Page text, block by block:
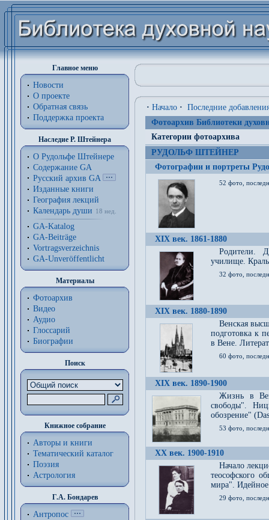
Главное меню
Новости
О проекте
Обратная связь
Поддержка проекта
Наследие Р. Штейнера
О Рудольфе Штейнере
Содержание GA
Русский архив GA
Изданные книги
География лекций
Календарь души
18 нед.
GA-Katalog
GA-Beiträge
Vortragsverzeichnis
GA-Unveröffentlicht
Материалы
Фотоархив
Видео
Аудио
Глоссарий
Биографии
Поиск
Книжное собрание
Авторы и книги
Тематический каталог
Поэзия
Астрология
Г.А. Бондарев
Антропос
· Начало · Последние
Фотоархив Библиотеки
Категории фотоархива
РУДОЛЬФ ШТЕЙНЕР
Фотографии и портреты
52 фото,
XIX век. 1861-1880
Родители.
училище.
32 фото,
XIX век. 1880-1890
Венская
подготовка к
в Вене.
60 фото,
XIX век. 1890-1900
Жизнь в
свободы".
обозрение"
53 фото,
XX век. 1900-1910
Начало
теософского
мира". Идейное
29 фото,